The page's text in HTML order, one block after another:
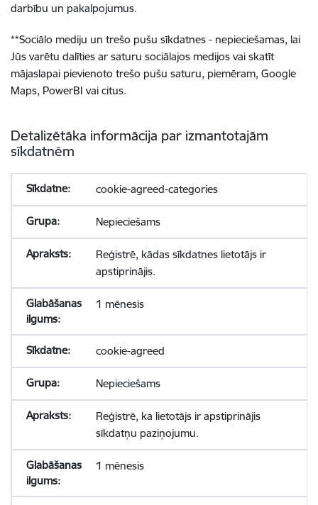
darbību un pakalpojumus.
**Sociālo mediju un trešo pušu sīkdatnes - nepieciešamas, lai
Jūs varētu dalīties ar saturu sociālajos medijos vai skatīt
mājaslapai pievienoto trešo pušu saturu, piemēram, Google
Maps, PowerBI vai citus.
Detalizētāka informācija par izmantotajām
sīkdatnēm
cookie-agreed-categories
Nepieciešams
Reģistrē, kādas sīkdatnes lietotājs ir
apstiprinājis.
1 mēnesis
cookie-agreed
Nepieciešams
Reģistrē, ka lietotājs ir apstiprinājis
sīkdatņu paziņojumu.
1 mēnesis